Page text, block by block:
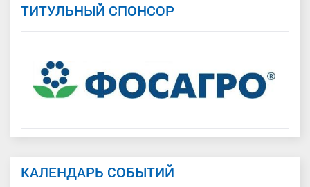
ТИТУЛЬНЫЙ СПОНСОР
КАЛЕНДАРЬ СОБЫТИЙ